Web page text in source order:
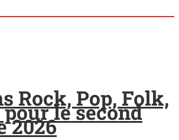
Rock, Pop, Folk,
le second
2026